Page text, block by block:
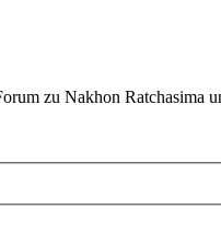
zu Nakhon Ratchasima